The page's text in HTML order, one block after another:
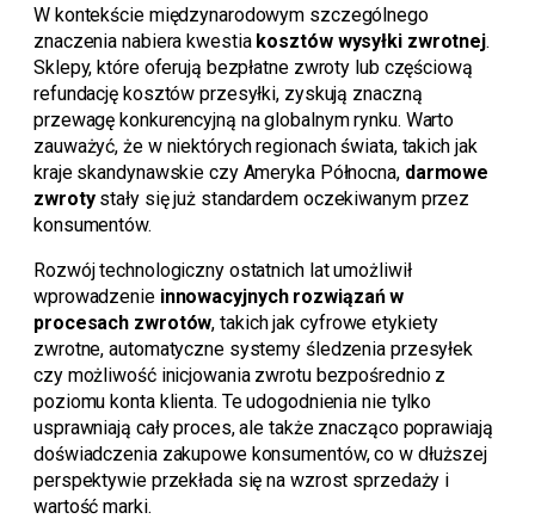
W kontekście międzynarodowym szczególnego
znaczenia nabiera kwestia kosztów wysyłki zwrotnej.
Sklepy, które oferują bezpłatne zwroty lub częściową
refundację kosztów przesyłki, zyskują znaczną
przewagę konkurencyjną na globalnym rynku. Warto
zauważyć, że w niektórych regionach świata, takich jak
kraje skandynawskie czy Ameryka Północna, darmowe
zwrotystały się już standardem oczekiwanym przez
konsumentów.
Rozwój technologiczny ostatnich lat umożliwił
wprowadzenie innowacyjnych rozwiązań w
procesach zwrotów, takich jak cyfrowe etykiety
zwrotne, automatyczne systemy śledzenia przesyłek
czy możliwość inicjowania zwrotu bezpośrednio z
poziomu konta klienta. Te udogodnienia nie tylko
usprawniają cały proces, ale także znacząco poprawiają
doświadczenia zakupowe konsumentów, co w dłuższej
perspektywie przekłada się na wzrost sprzedaży i
wartość marki.